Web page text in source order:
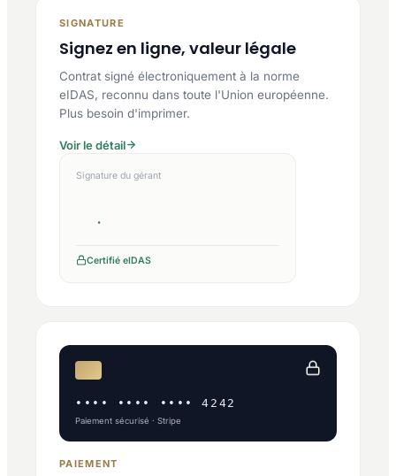
SIGNATURE
Signez en ligne, valeur légale
Contrat signé électroniquement à la norme
eIDAS, reconnu dans toute l'Union européenne.
Plus besoin d'imprimer.
Voir le détail
Signature du gérant
Certifié eIDAS
•••• •••• •••• 4242
Paiement sécurisé · Stripe
PAIEMENT